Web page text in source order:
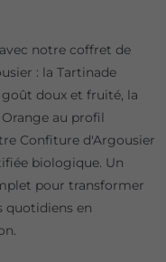
notre coffret de
: la Tartinade
doux et fruité, la
au profil
Confiture d'Argousier
biologique. Un
pour transformer
quotidiens en